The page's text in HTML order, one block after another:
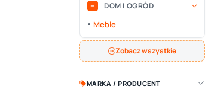
DOM I OGRÓD
Meble
Zobacz wszystkie
MARKA / PRODUCENT